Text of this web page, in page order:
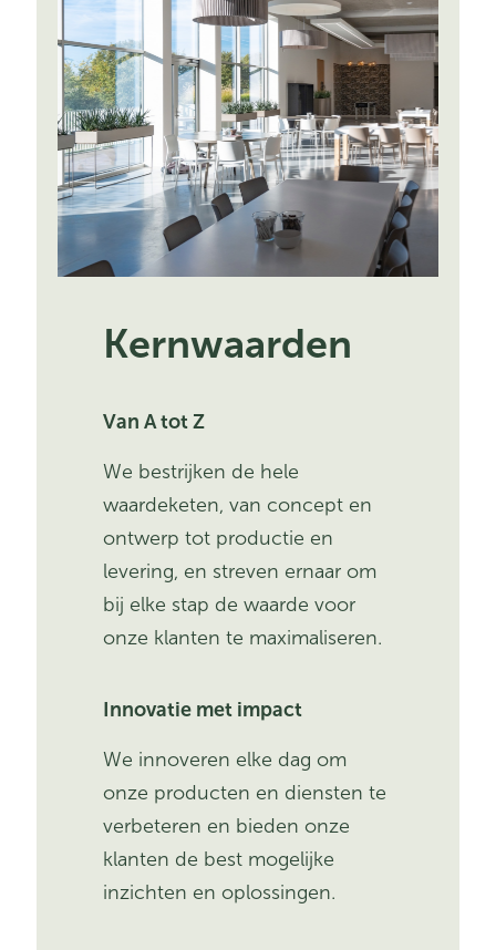
Kernwaarden
Van A tot Z
We bestrijken de hele
waardeketen, van concept en
ontwerp tot productie en
levering, en streven ernaar om
bij elke stap de waarde voor
onze klanten te maximaliseren.
Innovatie met impact
We innoveren elke dag om
onze producten en diensten te
verbeteren en bieden onze
klanten de best mogelijke
inzichten en oplossingen.